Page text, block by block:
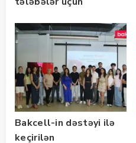
təlimləri təşkil edib
Bakcell-in dəstəyi ilə
keçirilən